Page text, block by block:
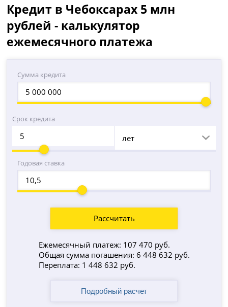
Кредит в Чебоксарах 5 млн
рублей - калькулятор
ежемесячного платежа
Сумма кредита
Срок кредита
лет
Годовая ставка
Рассчитать
Ежемесячный платеж: 107 470 руб.
Общая сумма погашения: 6 448 632 руб.
Переплата: 1 448 632 руб.